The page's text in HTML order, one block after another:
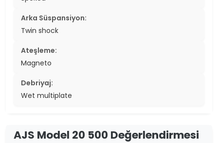
Arka Süspansiyon:
Twin shock
Ateşleme:
Magneto
Debriyaj:
Wet multiplate
AJS Model 20 500 Değerlendirmesi